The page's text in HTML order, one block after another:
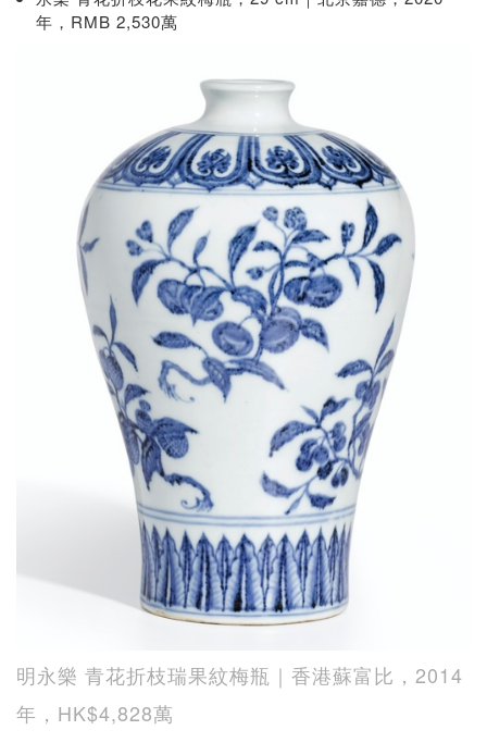
年，RMB 2,530萬
明永樂 青花折枝瑞果紋梅瓶｜香港蘇富比，2014
年，HK$4,828萬